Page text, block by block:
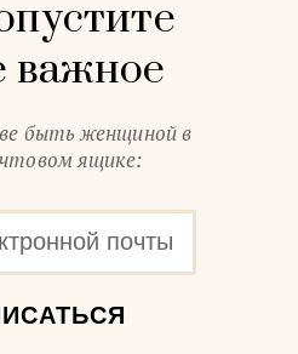
важное
быть женщиной в
ящике: